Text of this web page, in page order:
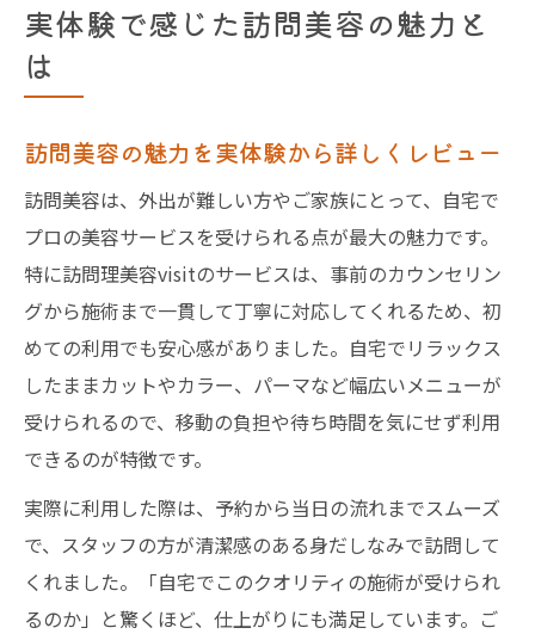
実体験で感じた訪問美容の魅力と
は
訪問美容の魅力を実体験から詳しくレビュー
訪問美容は、外出が難しい方やご家族にとって、自宅で
プロの美容サービスを受けられる点が最大の魅力です。
特に訪問理美容visitのサービスは、事前のカウンセリン
グから施術まで一貫して丁寧に対応してくれるため、初
めての利用でも安心感がありました。自宅でリラックス
したままカットやカラー、パーマなど幅広いメニューが
受けられるので、移動の負担や待ち時間を気にせず利用
できるのが特徴です。
実際に利用した際は、予約から当日の流れまでスムーズ
で、スタッフの方が清潔感のある身だしなみで訪問して
くれました。「自宅でこのクオリティの施術が受けられ
るのか」と驚くほど、仕上がりにも満足しています。ご